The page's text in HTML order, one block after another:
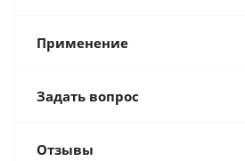
Применение
Задать вопрос
Отзывы